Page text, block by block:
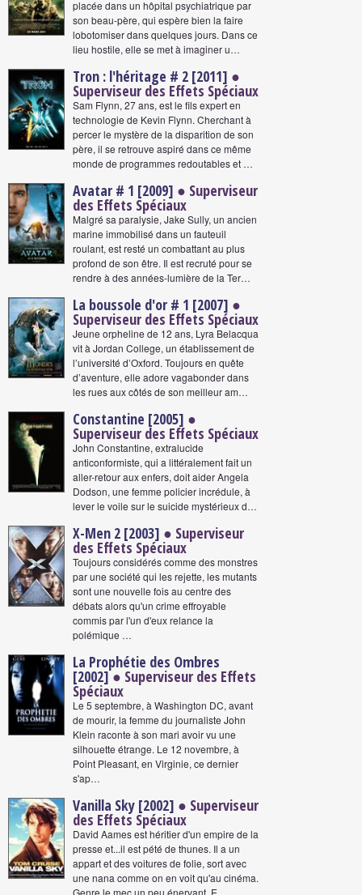
placée dans un hôpital psychiatrique par
son beau-père, qui espère bien la faire
lobotomiser dans quelques jours. Dans ce
lieu hostile, elle se met à imaginer u…
Tron : l'héritage # 2 [2011] ●
Superviseur des Effets Spéciaux
Sam Flynn, 27 ans, est le fils expert en
technologie de Kevin Flynn. Cherchant à
percer le mystère de la disparition de son
père, il se retrouve aspiré dans ce même
monde de programmes redoutables et …
Avatar # 1 [2009] ● Superviseur
des Effets Spéciaux
Malgré sa paralysie, Jake Sully, un ancien
marine immobilisé dans un fauteuil
roulant, est resté un combattant au plus
profond de son être. Il est recruté pour se
rendre à des années-lumière de la Ter…
La boussole d'or # 1 [2007] ●
Superviseur des Effets Spéciaux
Jeune orpheline de 12 ans, Lyra Belacqua
vit à Jordan College, un établissement de
l’université d’Oxford. Toujours en quête
d’aventure, elle adore vagabonder dans
les rues aux côtés de son meilleur am…
Constantine [2005] ●
Superviseur des Effets Spéciaux
John Constantine, extralucide
anticonformiste, qui a littéralement fait un
aller-retour aux enfers, doit aider Angela
Dodson, une femme policier incrédule, à
lever le voile sur le suicide mystérieux d…
X-Men 2 [2003] ● Superviseur
des Effets Spéciaux
Toujours considérés comme des monstres
par une société qui les rejette, les mutants
sont une nouvelle fois au centre des
débats alors qu'un crime effroyable
commis par l'un d'eux relance la
polémique …
La Prophétie des Ombres
[2002]● Superviseur des Effets
Spéciaux
Le 5 septembre, à Washington DC, avant
de mourir, la femme du journaliste John
Klein raconte à son mari avoir vu une
silhouette étrange. Le 12 novembre, à
Point Pleasant, en Virginie, ce dernier
s'ap…
Vanilla Sky [2002] ● Superviseur
des Effets Spéciaux
David Aames est héritier d'un empire de la
presse et...il est pété de thunes. Il a un
appart et des voitures de folie, sort avec
une nana comme on en voit qu'au cinéma.
Genre le mec un peu énervant. E…